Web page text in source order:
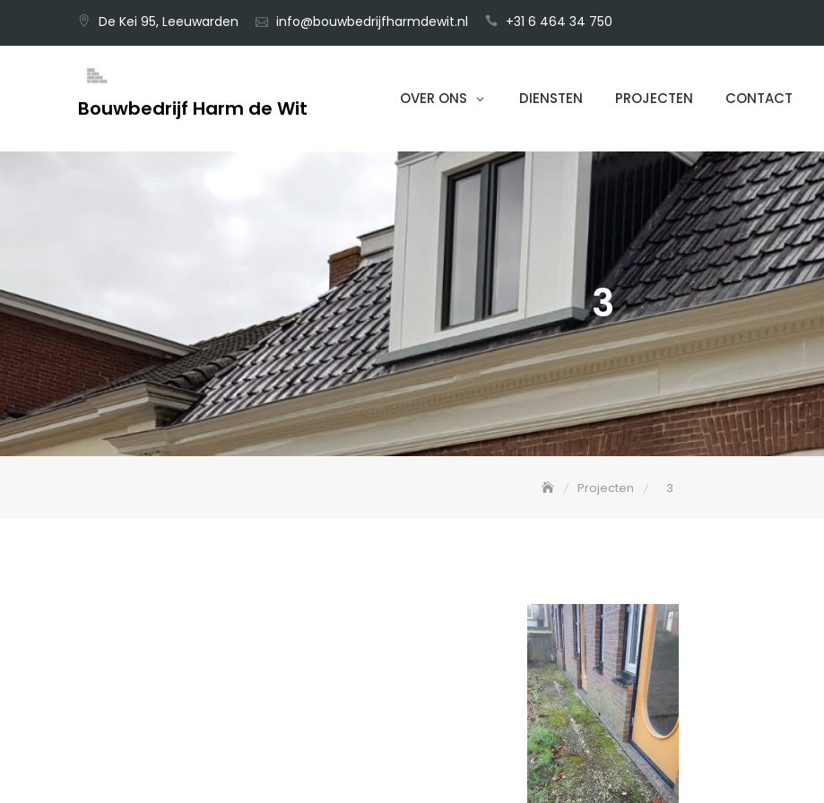
De Kei 95, Leeuwarden info@bouwbedrijfharmdewit.nl +31 6 464 34 750
Bouwbedrijf Harm de Wit OVER ONS DIENSTEN PROJECTEN CONTACT
3
Projecten 3